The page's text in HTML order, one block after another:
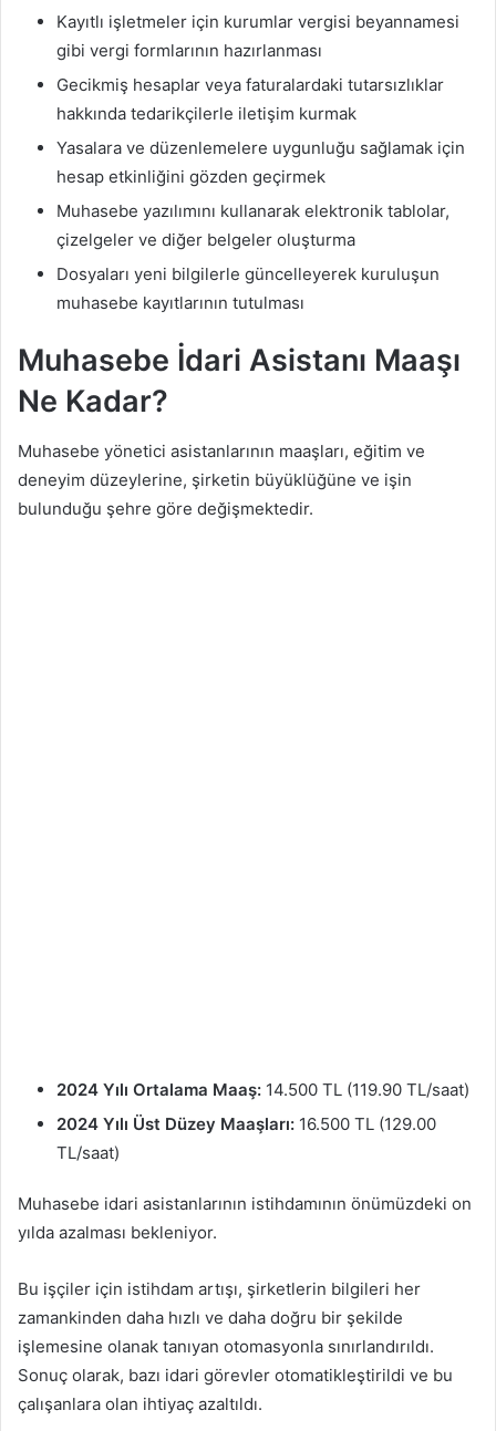
Kayıtlı işletmeler için kurumlar vergisi beyannamesi
gibi vergi formlarının hazırlanması
Gecikmiş hesaplar veya faturalardaki tutarsızlıklar
hakkında tedarikçilerle iletişim kurmak
Yasalara ve düzenlemelere uygunluğu sağlamak için
hesap etkinliğini gözden geçirmek
Muhasebe yazılımını kullanarak elektronik tablolar,
çizelgeler ve diğer belgeler oluşturma
Dosyaları yeni bilgilerle güncelleyerek kuruluşun
muhasebe kayıtlarının tutulması
Muhasebe İdari Asistanı Maaşı
Ne Kadar?
Muhasebe yönetici asistanlarının maaşları, eğitim ve
deneyim düzeylerine, şirketin büyüklüğüne ve işin
bulunduğu şehre göre değişmektedir.
2024 Yılı Ortalama Maaş: 14.500 TL (119.90 TL/saat)
2024 Yılı Üst Düzey Maaşları: 16.500 TL (129.00
TL/saat)
Muhasebe idari asistanlarının istihdamının önümüzdeki on
yılda azalması bekleniyor.
Bu işçiler için istihdam artışı, şirketlerin bilgileri her
zamankinden daha hızlı ve daha doğru bir şekilde
işlemesine olanak tanıyan otomasyonla sınırlandırıldı.
Sonuç olarak, bazı idari görevler otomatikleştirildi ve bu
çalışanlara olan ihtiyaç azaltıldı.